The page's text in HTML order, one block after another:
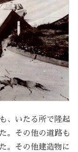
、いたる所で隆起
。その他の道路も
。その他建造物に